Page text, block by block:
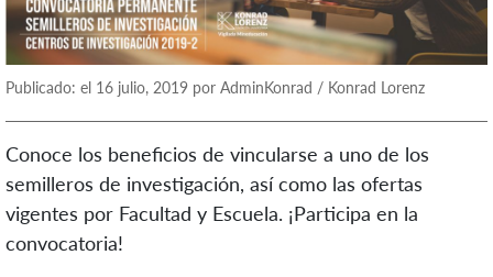
Publicado: el 16 julio, 2019 por AdminKonrad / Konrad Lorenz
Conoce los beneficios de vincularse a uno de los
semilleros de investigación, así como las ofertas
vigentes por Facultad y Escuela. ¡Participa en la
convocatoria!